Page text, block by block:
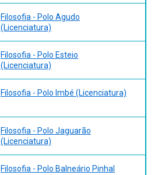
Filosofia - Polo Agudo
(Licenciatura)
Filosofia - Polo Esteio
(Licenciatura)
Filosofia - Polo Imbé (Licenciatura)
Filosofia - Polo Jaguarão
(Licenciatura)
Filosofia - Polo Balneário Pinhal